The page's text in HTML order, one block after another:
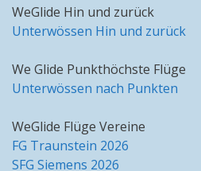
WeGlide Hin und zurück
Unterwössen Hin und zurück
We Glide Punkthöchste Flüge
Unterwössen nach Punkten
WeGlide Flüge Vereine
FG Traunstein 2026
SFG Siemens 2026